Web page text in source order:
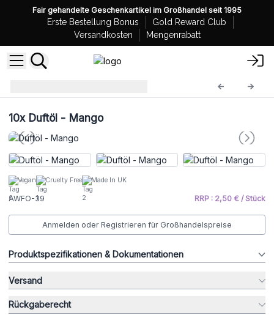
Fair gehandelte Geschenkartikel im Großhandel seit 1995
Erste Bestellung Bonus
Gold Reward Club
Versandkosten
Mengenrabatt
10xDuftöl - Mango
Vegan Cruelty Free Made In UK
AWFO-39 RRP : 2,50 € / Stück
Anmelden oder Registrieren für Großhandelspreise
Produktspezifikationen & Dokumentationen
Versand
Rückgaberecht